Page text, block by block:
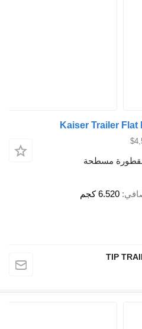
Kaiser Trailer
مسطحة
6.520 كجم
TIP